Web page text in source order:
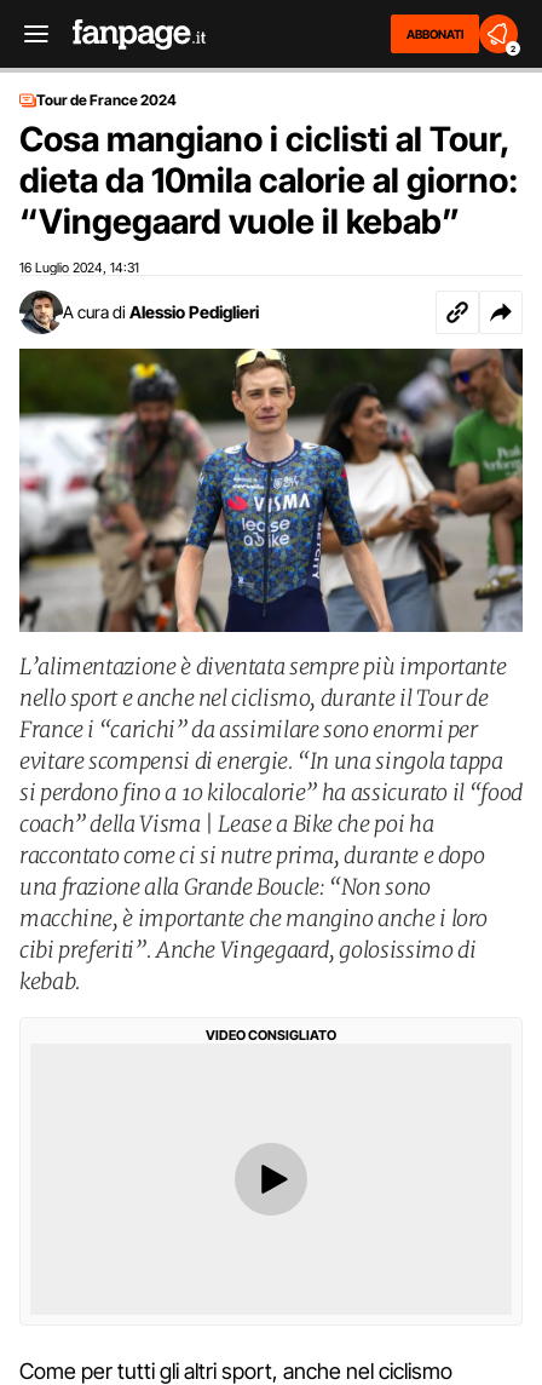
ABBONATI
2
Tour de France 2024
Cosa mangiano i ciclisti al Tour,
dieta da 10mila calorie al giorno:
“Vingegaard vuole il kebab”
16 Luglio 2024 14:31
A cura di Alessio Pediglieri
L’alimentazione è diventata sempre più importante
nello sport e anche nel ciclismo, durante il Tour de
France i “carichi” da assimilare sono enormi per
evitare scompensi di energie. “In una singola tappa
si perdono fino a 10 kilocalorie” ha assicurato il “food
coach” della Visma | Lease a Bike che poi ha
raccontato come ci si nutre prima, durante e dopo
una frazione alla Grande Boucle: “Non sono
macchine, è importante che mangino anche i loro
cibi preferiti”. Anche Vingegaard, golosissimo di
kebab.
VIDEO CONSIGLIATO
Come per tutti gli altri sport, anche nel ciclismo